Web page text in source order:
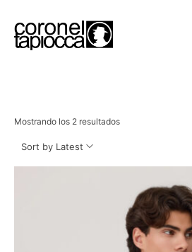
Mostrando los 2 resultados
Sort by Latest